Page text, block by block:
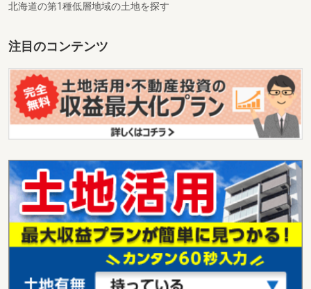
土地面積 225m²
北海道石狩市花川南一条２
価 格
780万円
住 所
北海道石狩市花川南一条２
用途地域 準住居
土地面積 171.69m²
価 格
1億0,000万円
住 所
北海道札幌市中央区南六条西２１丁目
用途地域 １種住居
土地面積 383.33m²
北海道砂川市西三条北５
価 格
180万円
北海道の第1種低層地域の土地を探す
注目のコンテンツ